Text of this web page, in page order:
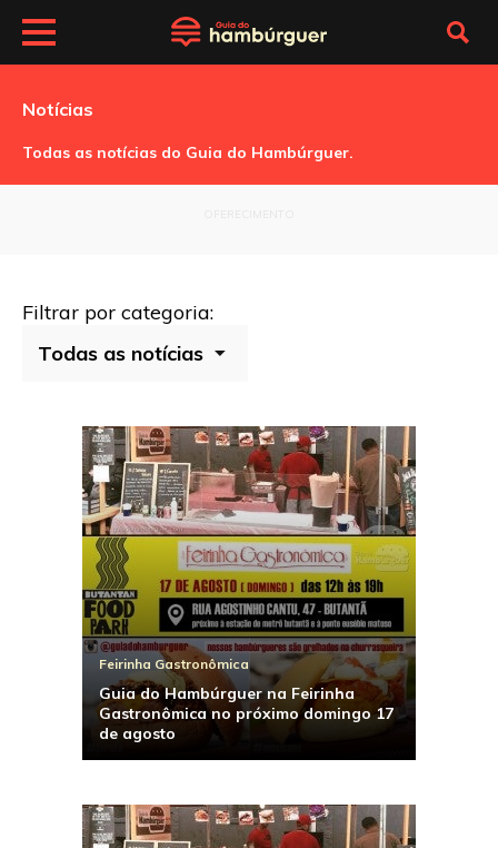
Notícias
Todas as notícias do Guia do Hambúrguer.
Filtrar por categoria:
Feirinha Gastronômica
Guia do Hambúrguer na Feirinha
Gastronômica no próximo domingo 17
de agosto